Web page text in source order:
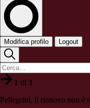
Modifica profilo Logout
1 di 3
Pellegrini, il rinnovo non è